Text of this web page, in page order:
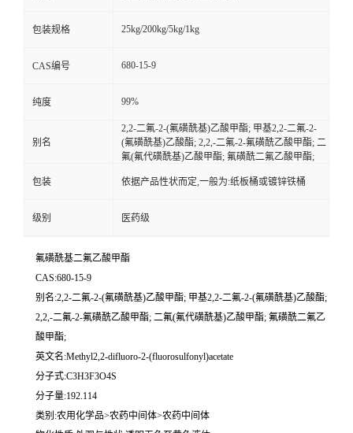
包装规格 25kg/200kg/5kg/1kg
CAS编号 680-15-9
纯度 99%
别名
2,2-二氟-2-(氟磺酰基)乙酸甲酯; 甲基2,2-二氟-2-
(氟磺酰基)乙酸酯; 2,2,-二氟-2-氟磺酰乙酸甲酯; 二
氟(氟代磺酰基)乙酸甲酯; 氟磺酰二氟乙酸甲酯;
包装 依据产品性状而定,一般为:纸板桶或镀锌铁桶
级别 医药级
氟磺酰基二氟乙酸甲酯
CAS:680-15-9
别名:2,2-二氟-2-(氟磺酰基)乙酸甲酯; 甲基2,2-二氟-2-(氟磺酰基)乙酸酯;
2,2,-二氟-2-氟磺酰乙酸甲酯; 二氟(氟代磺酰基)乙酸甲酯; 氟磺酰二氟乙
酸甲酯;
英文名:Methyl2,2-difluoro-2-(fluorosulfonyl)acetate
分子式:C3H3F3O4S
分子量:192.114
类别:农用化学品>农药中间体>农药中间体